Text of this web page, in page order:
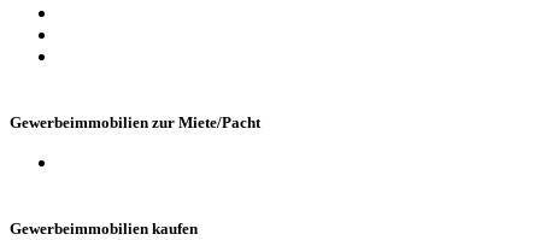
Gewerbeimmobilien zur Miete/Pacht
Gewerbeimmobilien kaufen